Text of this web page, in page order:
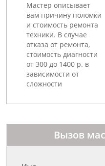
Мастер описывает
вам причину поломки
и стоимость ремонта
техники. В случае
отказа от ремонта,
стоимость диагности
от 300 до 1400 р. в
зависимости от
сложности
Вызов